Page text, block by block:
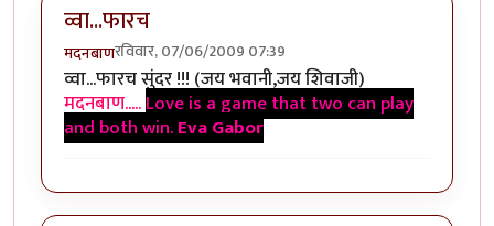
व्वा...फारच
मदनबाणरविवार, 07/06/2009 07:39
व्वा...फारच सुंदर !!! (जय भवानी,जय शिवाजी)
मदनबाण.....Love is a game that two can play
and both win.Eva Gabor